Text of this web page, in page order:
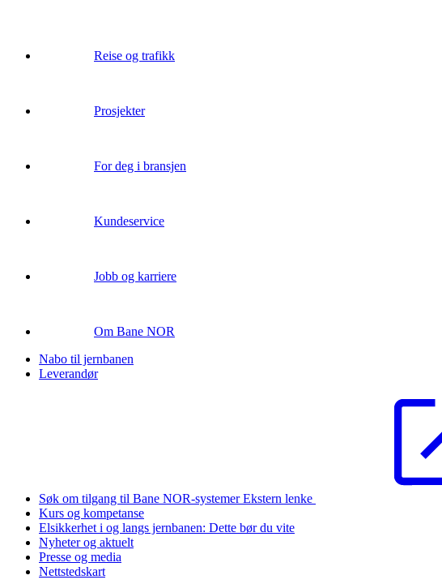
Reise og trafikk
Prosjekter
For deg i bransjen
Kundeservice
Jobb og karriere
Om Bane NOR
Nabo til jernbanen
Leverandør
Søk om tilgang til Bane NOR-systemerEkstern lenke
Kurs og kompetanse
Elsikkerhet i og langs jernbanen: Dette bør du vite
Nyheter og aktuelt
Presse og media
Nettstedskart